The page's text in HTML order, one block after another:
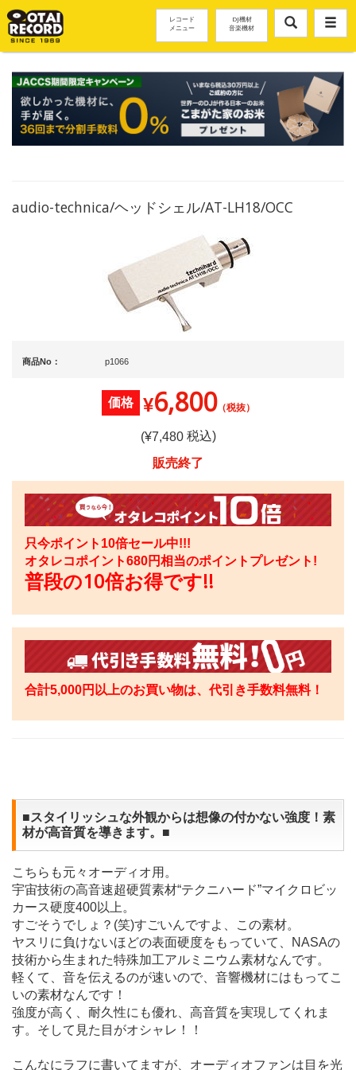
レコード
メニュー
DJ機材
音楽機材
audio-technica/ヘッドシェル/AT-LH18/OCC
商品No： p1066
価格 ¥6,800（税抜）
(¥7,480税込)
販売終了
只今ポイント10倍セール中!!!
オタレコポイント680円相当のポイントプレゼント!
普段の10倍お得です!!
合計5,000円以上のお買い物は、代引き手数料無料！
■スタイリッシュな外観からは想像の付かない強度！素
材が高音質を導きます。■
こちらも元々オーディオ用。
宇宙技術の高音速超硬質素材“テクニハード”マイクロビッ
カース硬度400以上。
すごそうでしょ？(笑)すごいんですよ、この素材。
ヤスリに負けないほどの表面硬度をもっていて、NASAの
技術から生まれた特殊加工アルミニウム素材なんです。
軽くて、音を伝えるのが速いので、音響機材にはもってこ
いの素材なんです！
強度が高く、耐久性にも優れ、高音質を実現してくれま
す。そして見た目がオシャレ！！
こんなにラフに書いてますが、オーディオファンは目を光